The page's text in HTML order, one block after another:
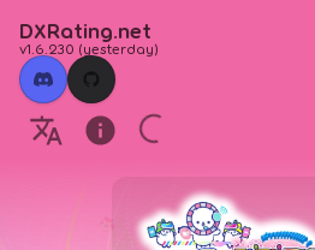
DXRating.net
v1.6.230 (yesterday)